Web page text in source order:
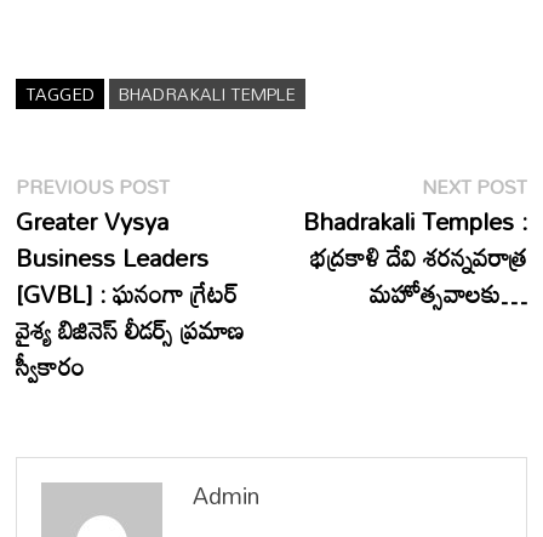
TAGGED BHADRAKALI TEMPLE
Post
navigation
PREVIOUS POSTPrevious
Greater Vysya
Business Leaders
[GVBL] : ఘనంగా గ్రేటర్
వైశ్య బిజినెస్ లీడర్స్ ప్రమాణ
స్వీకారం
NEXT POST
Bhadrakali Temples :
భద్రకాళి దేవి శరన్నవరాత్ర
మహోత్సవాలకు…
Admin